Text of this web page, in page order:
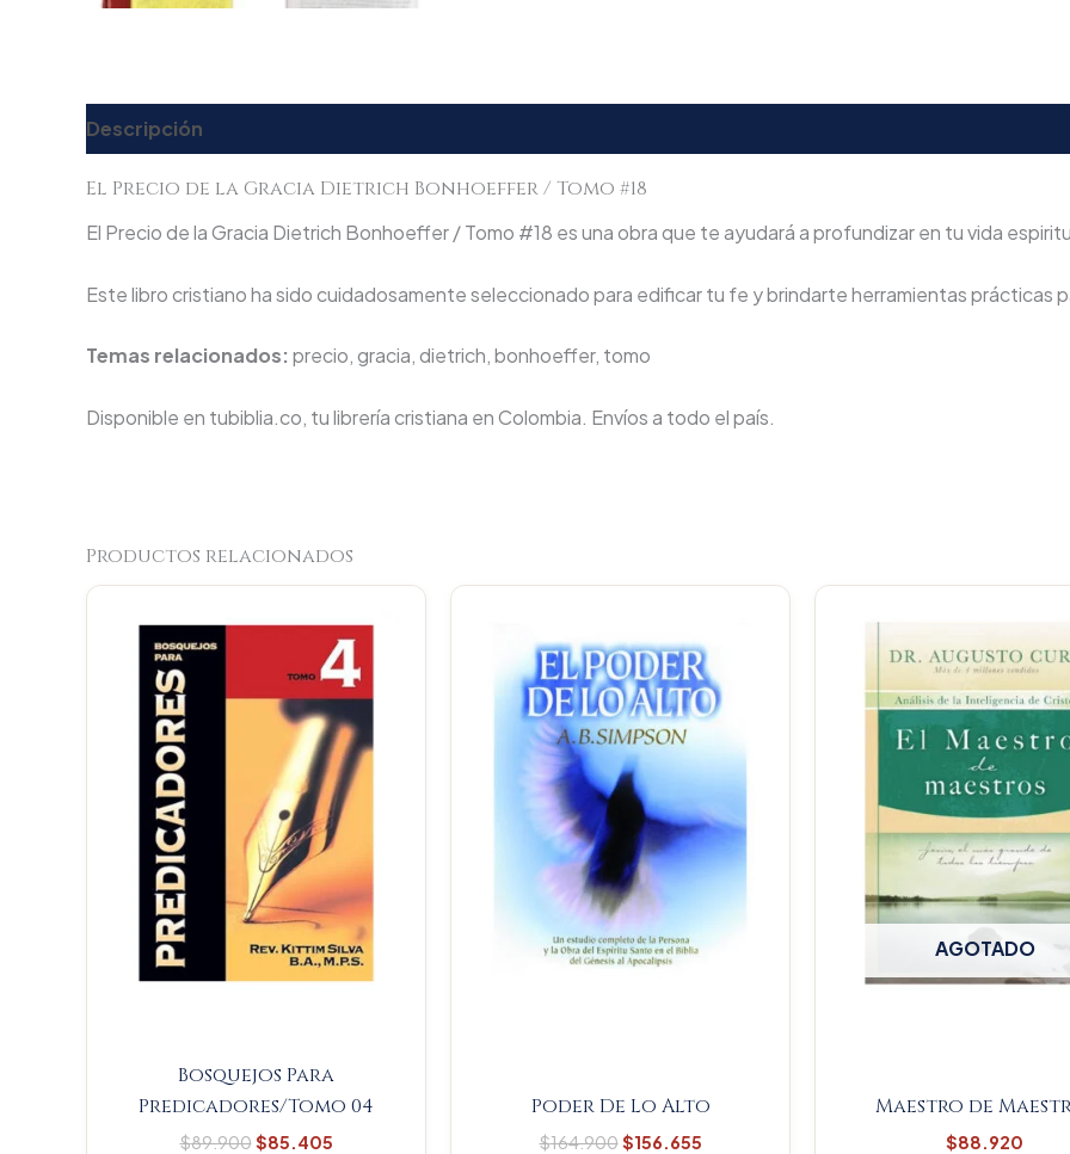
Descripción
El Precio de la Gracia Dietrich Bonhoeffer / Tomo #18
El Precio de la Gracia Dietrich Bonhoeffer / Tomo #18 es una obra que te ayudará a profundizar en tu vida
Este libro cristiano ha sido cuidadosamente seleccionado para edificar tu fe y brindarte herramientas prácticas
Temas relacionados: precio, gracia, dietrich, bonhoeffer, tomo
Disponible en tubiblia.co, tu librería cristiana en Colombia. Envíos a todo el país.
Productos relacionados
Bosquejos Para
Predicadores/Tomo 04
$89.900
$89.900.
$85.405
is:
$85.405.
Poder De Lo Alto
$164.900
was:
$164.900.
$156.655
$156.655.
AGOTADO
Maestro de
$88.920